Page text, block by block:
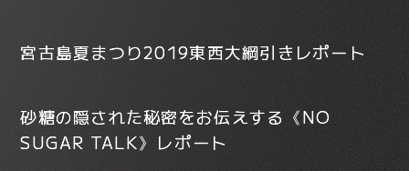
宮古島夏まつり2019東西大綱引きレポート
砂糖の隠された秘密をお伝えする《NO
SUGAR TALK》レポート